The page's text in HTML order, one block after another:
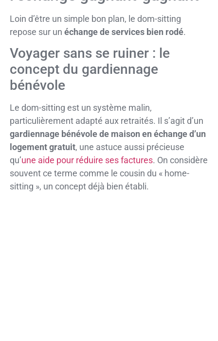
Loin d’être un simple bon plan, le dom-sitting
repose sur un échange de services bien rodé.
Voyager sans se ruiner : le
concept du gardiennage
bénévole
Le dom-sitting est un système malin,
particulièrement adapté aux retraités. Il s’agit d’un
gardiennage bénévole de maison en échange d’un
logement gratuit, une astuce aussi précieuse
qu’une aide pour réduire ses factures. On considère
souvent ce terme comme le cousin du « home-
sitting », un concept déjà bien établi.